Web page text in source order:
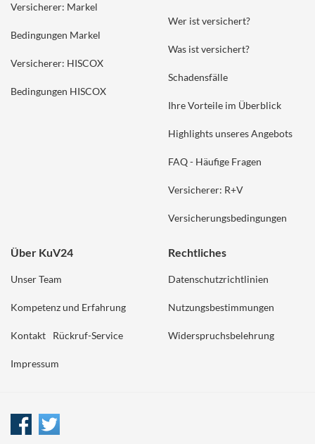
Versicherer: Markel
Bedingungen Markel
Versicherer: HISCOX
Bedingungen HISCOX
Wer ist versichert?
Was ist versichert?
Schadensfälle
Ihre Vorteile im Überblick
Highlights unseres Angebots
FAQ - Häufige Fragen
Versicherer: R+V
Versicherungsbedingungen
Über KuV24
Unser Team
Kompetenz und Erfahrung
Kontakt Rückruf-Service
Impressum
Rechtliches
Datenschutzrichtlinien
Nutzungsbestimmungen
Widerspruchsbelehrung